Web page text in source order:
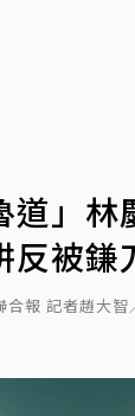
道」
反被鎌
合報 記者趙大智